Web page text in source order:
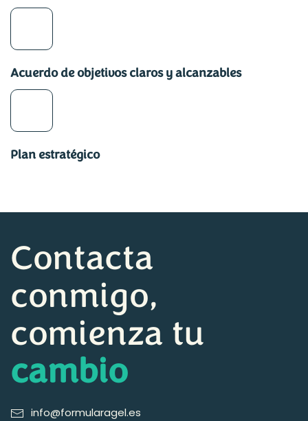
Acuerdo de objetivos claros y alcanzables
Plan estratégico
Contacta
conmigo,
comienza tu
cambio
info@formularagel.es